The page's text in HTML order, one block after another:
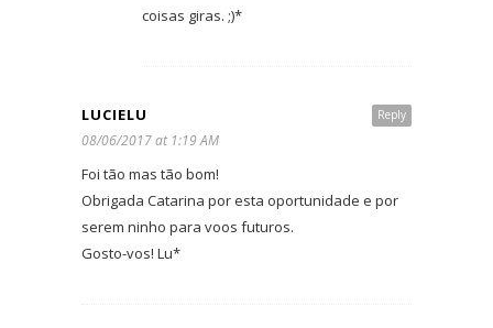
coisas giras. ;)*
Reply
LUCIELU
08/06/2017 at 1:19 AM
Foi tão mas tão bom!
Obrigada Catarina por esta oportunidade e por
serem ninho para voos futuros.
Gosto-vos! Lu*